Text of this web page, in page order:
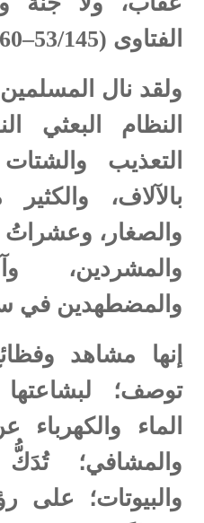
الفتاوى (53/145–160).
ولقد نال
النظام البعثي
التعذيب
بالآلاف،
والصغار، وعشراتُ
والمشردين،
والمضطهدين في
إنها مشاهد
توصف؛
الماء والكهرباء
والمشافي؛ تُدَكُّ
والبيوتات؛ على